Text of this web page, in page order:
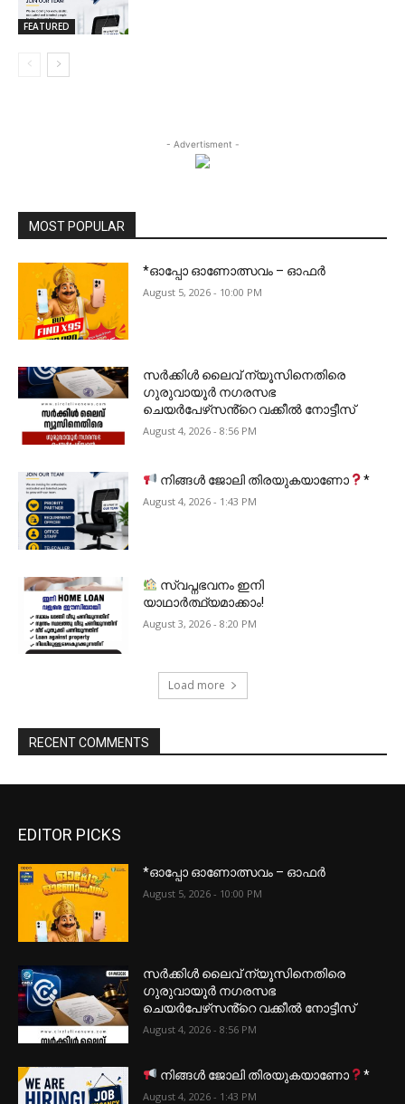
FEATURED
- Advertisment -
MOST POPULAR
*ഓപ്പോ ഓണോത്സവം – ഓഫർ
August 5, 2026 - 10:00 PM
സർക്കിൾ ലൈവ് ന്യൂസിനെതിരെ
ഗുരുവായൂർ നഗരസഭ
ചെയർപേഴ്‌സൻ്റെ വക്കീൽ നോട്ടീസ്
August 4, 2026 - 8:56 PM
നിങ്ങൾ ജോലി തിരയുകയാണോ *
August 4, 2026 - 1:43 PM
സ്വപ്നഭവനം ഇനി
യാഥാർത്ഥ്യമാക്കാം!
August 3, 2026 - 8:20 PM
Load more
RECENT COMMENTS
EDITOR PICKS
*ഓപ്പോ ഓണോത്സവം – ഓഫർ
August 5, 2026 - 10:00 PM
സർക്കിൾ ലൈവ് ന്യൂസിനെതിരെ
ഗുരുവായൂർ നഗരസഭ
ചെയർപേഴ്‌സൻ്റെ വക്കീൽ നോട്ടീസ്
August 4, 2026 - 8:56 PM
നിങ്ങൾ ജോലി തിരയുകയാണോ *
August 4, 2026 - 1:43 PM